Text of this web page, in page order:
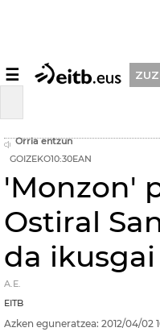
☰
Orria entzun
GOIZEKO10:30EAN
'Monzon'
Ostiral
da ikusgai
A.E.
EITB
Azken eguneratzea: 2012/04/02